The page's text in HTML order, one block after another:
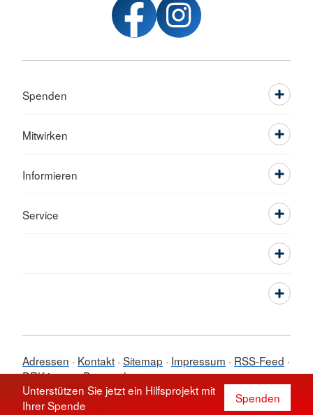
Unterstützen Sie jetzt ein Hilfsprojekt mit
Ihrer Spende
Spenden
Spenden
Mitwirken
Informieren
Service
Adressen Kontakt Sitemap Impressum
RSS-Feed
DRK intern Datenschutz
© 2026 Ortsverein Saarbrücken-